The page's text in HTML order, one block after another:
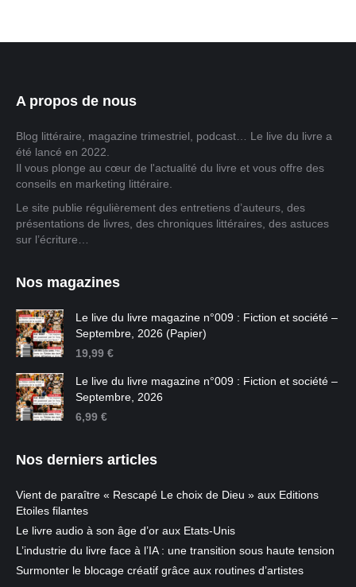
A propos de nous
Blog littéraire, magazine trimestriel, podcast… Le live du livre a
été lancé en 2022.
Il vous plonge au cœur de l'actualité du livre et vous offre des
conseils en marketing littéraire.
Le site publie régulièrement des entretiens d’auteurs, des
présentations de livres, des chroniques littéraires, des astuces
sur l’écriture…
Nos magazines
Le live du livre magazine n°009 : Fiction et société –
Septembre, 2026 (Papier)
19,99 €
Le live du livre magazine n°009 : Fiction et société –
Septembre, 2026
6,99 €
Nos derniers articles
Vient de paraître « Rescapé Le choix de Dieu » aux Editions
Etoiles filantes
Le livre audio à son âge d’or aux Etats-Unis
L’industrie du livre face à l’IA : une transition sous haute tension
Surmonter le blocage créatif grâce aux routines d’artistes